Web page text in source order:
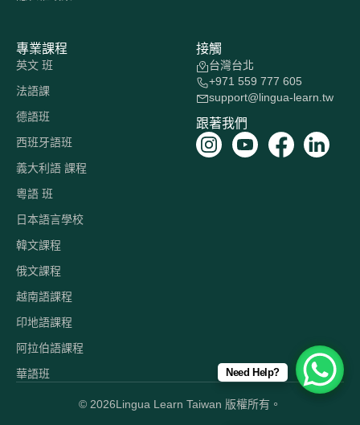
專業課程
英文 班
法語課
德語班
西班牙語班
義大利語 課程
粵語 班
日本語言學校
韓文課程
俄文課程
越南語課程
印地語課程
阿拉伯語課程
華語班
接觸
台灣台北
+971 559 777 605
support@lingua-learn.tw
跟著我們
© 2026Lingua Learn Taiwan 版權所有。
Need Help?